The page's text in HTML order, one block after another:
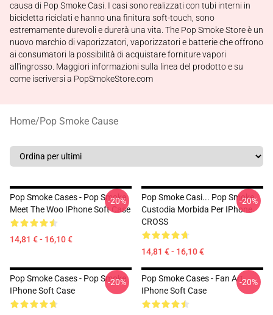
causa di Pop Smoke Casi. I casi sono realizzati con tubi interni in
bicicletta riciclati e hanno una finitura soft-touch, sono
estremamente durevoli e durerà una vita. The Pop Smoke Store è un
nuovo marchio di vaporizzatori, vaporizzatori e batterie che offrono
ai consumatori la possibilità di acquistare forniture vapori
all'ingrosso. Maggiori informazioni sulla linea del prodotto e su
come iscriversi a PopSmokeStore.com
Home/Pop Smoke Cause
Pop Smoke Cases - Pop Smoke
Meet The Woo IPhone Soft Case
14,81 € - 16,10 €
-20%
Pop Smoke Casi... Pop Smoke
Custodia Morbida Per IPhone
CROSS
14,81 € - 16,10 €
-20%
Pop Smoke Cases - Pop Smoke
IPhone Soft Case
-20%
Pop Smoke Cases - Fan Art
IPhone Soft Case
-20%